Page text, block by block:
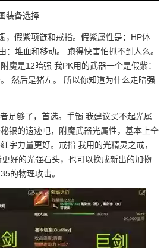
装备选择
，假紫项链和戒指。假紫属性是：HP体
：堆血和移动。 跑得快害怕抓不到人么。
魔是12暗强 我PK用的武器一个是假紫：
然后是猪左。 所以你知道为什么走暗强
足够了，首选。手镯 我建议买不起光属
银的遗迹吧，附魔武器光属性，基本上全
字力量更好。戒指 我用的光精灵之戒，
好的光强石头，也可以换成新出的加物
的物理攻击。